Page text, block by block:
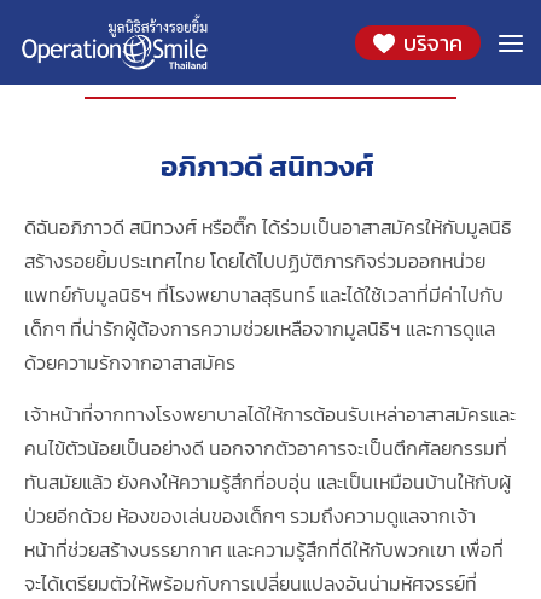
บริจาค
เรื่องราวของอาสาสมัคร
อภิภาวดี สนิทวงศ์
ดิฉันอภิภาวดี สนิทวงศ์ หรือติ๊ก ได้ร่วมเป็นอาสาสมัครให้กับมูลนิธิ
สร้างรอยยิ้มประเทศไทย โดยได้ไปปฏิบัติภารกิจร่วมออกหน่วย
แพทย์กับมูลนิธิฯ ที่โรงพยาบาลสุรินทร์ และได้ใช้เวลาที่มีค่าไปกับ
เด็กๆ ที่น่ารักผู้ต้องการความช่วยเหลือจากมูลนิธิฯ และการดูแล
ด้วยความรักจากอาสาสมัคร
เจ้าหน้าที่จากทางโรงพยาบาลได้ให้การต้อนรับเหล่าอาสาสมัครและ
คนไข้ตัวน้อยเป็นอย่างดี นอกจากตัวอาคารจะเป็นตึกศัลยกรรมที่
ทันสมัยแล้ว ยังคงให้ความรู้สึกที่อบอุ่น และเป็นเหมือนบ้านให้กับผู้
ป่วยอีกด้วย ห้องของเล่นของเด็กๆ รวมถึงความดูแลจากเจ้า
หน้าที่ช่วยสร้างบรรยากาศ และความรู้สึกที่ดีให้กับพวกเขา เพื่อที่
จะได้เตรียมตัวให้พร้อมกับการเปลี่ยนแปลงอันน่ามหัศจรรย์ที่